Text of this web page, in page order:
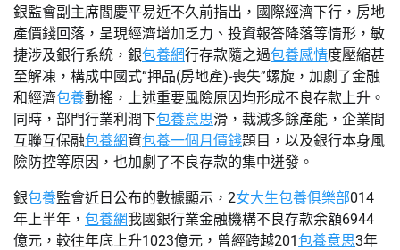
銀監會副主席閻慶平易近不久前指出，國際經濟下行，房地
產價錢回落，呈現經濟增加乏力、投資報答降落等情形，敏
捷涉及銀行系統，銀包養網行存款隨之過包養感情度壓縮甚
至解凍，構成中國式“押品(房地產)-喪失”螺旋，加劇了金融
和經濟包養動搖，上述重要風險原因均形成不良存款上升。
同時，部門行業利潤下包養意思滑，裁減多餘產能，企業間
互聯互保融包養網資包養一個月價錢題目，以及銀行本身風
險防控等原因，也加劇了不良存款的集中迸發。
銀包養監會近日公布的數據顯示，2女大生包養俱樂部014
年上半年， 包養網我國銀行業金融機構不良存款余額6944
億元，較往年底上升1023億元，曾經跨越201包養意思3年